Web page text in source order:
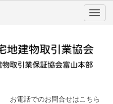
お電話でのお問合せはこちら